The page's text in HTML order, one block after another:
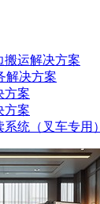
搬运解决方案
解决方案
方案
方案
统（叉车专用）